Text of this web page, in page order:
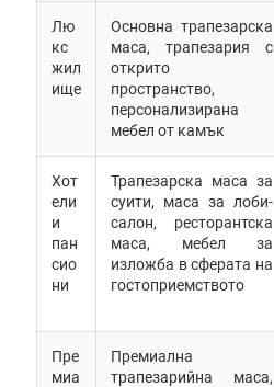
Лю
кс
жил
ище
Основна трапезарска
маса, трапезария с
открито
пространство,
персонализирана
мебел от камък
Хот
ели
и
пан
сио
ни
Трапезарска маса за
суити, маса за лоби-
салон, ресторантска
маса, мебел за
изложба в сферата на
гостоприемството
Пре
миа
Премиална
трапезарийна маса,